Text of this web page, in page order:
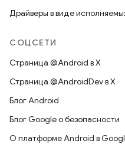
Драйверы в виде
СОЦСЕТИ
Страница @Android в X
Страница @AndroidDev в X
Блог Android
Блог Google о безопасности
О платформе Android в